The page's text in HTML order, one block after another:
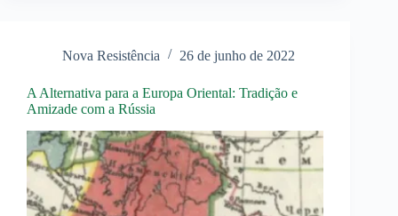
Nova Resistência 26 de junho de 2022
A Alternativa para a Europa Oriental: Tradição e
Amizade com a Rússia